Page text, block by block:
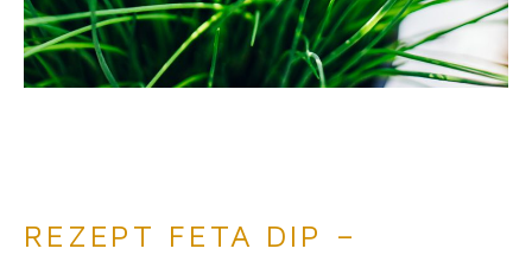
REZEPT FETA DIP –